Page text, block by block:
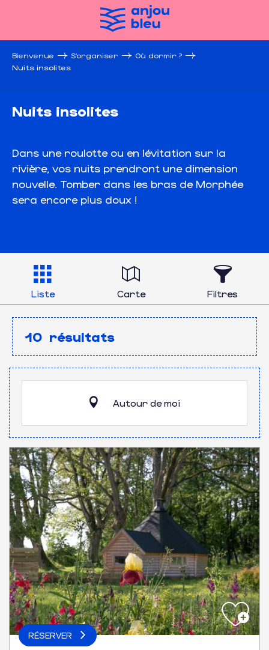
Bienvenue S’organiser
Où dormir ?
Nuits insolites
Nuits insolites
Dans une roulotte ou en lévitation sur la
rivière, vos nuits prendront une dimension
nouvelle. Tomber dans les bras de Morphée
sera encore plus doux !
Liste Carte Filtres
10 résultats
Autour de moi
RÉSERVER